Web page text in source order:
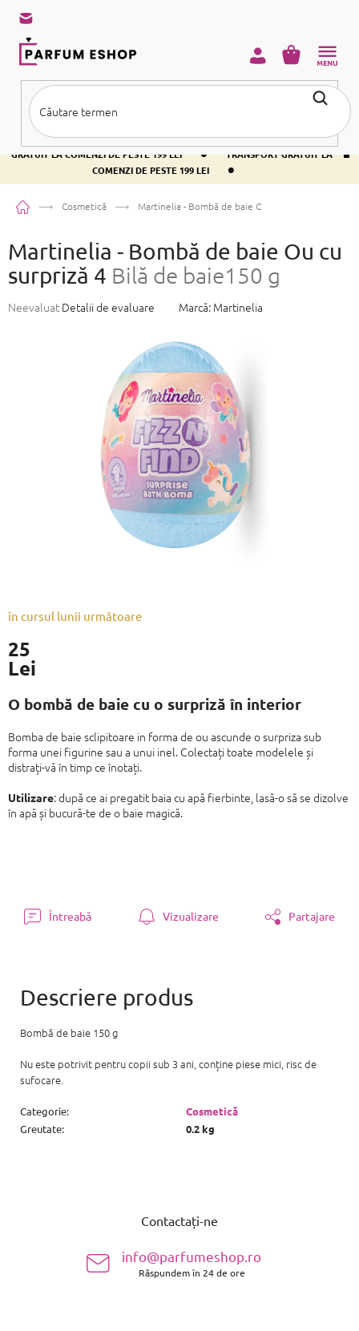
conținut
TRANSPORT GRATUIT LA COMENZI DE PESTE 199 LEI •
TRANSPORT
GRATUIT LA COMENZI DE PESTE 199 LEI
•
TRANSPORT GRATUIT LA
COMENZI DE PESTE 199 LEI
•
COŞ
Acasă Cosmetică Martinelia - Bombă de baie Ou cu surpriză 4
Martinelia - Bombă de baie Ou cu
surpriză 4 Bilă de baie150 g
Evaluarea
Neevaluat Detalii de evaluare Marcă: Martinelia
25
Lei
preţ:
în cursul lunii următoare
O bombă de baie cu o surpriză în interior
Bomba de baie sclipitoare in forma de ou ascunde o surpriza sub
forma unei figurine sau a unui inel. Colectați toate modelele și
distrați-vă în timp ce înotați.
Utilizare: după ce ai pregatit baia cu apă fierbinte, lasă-o să se dizolve
în apă și bucură-te de o baie magică.
Întreabă Vizualizare Partajare
Bombă de baie 150 g
Nu este potrivit pentru copii sub 3 ani, conține piese mici, risc de
sufocare.
Categorie:
Cosmetică
Greutate: 0.2 kg
Contactați-ne
info@parfumeshop.ro
Răspundem în 24 de ore